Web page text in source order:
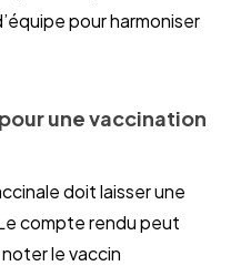
pour harmoniser
une vaccination
doit laisser une
compte rendu peut
le vaccin